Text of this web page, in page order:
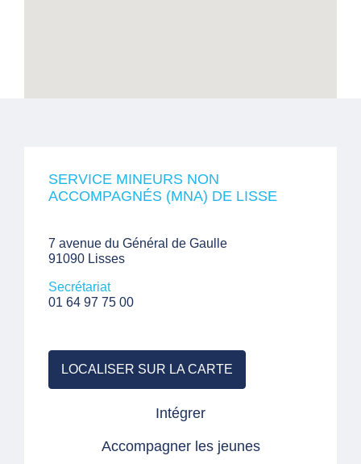
SERVICE MINEURS NON
ACCOMPAGNÉS (MNA) DE LISSE
7 avenue du Général de Gaulle
91090 Lisses
Secrétariat
01 64 97 75 00
LOCALISER SUR LA CARTE
Intégrer
Accompagner les jeunes